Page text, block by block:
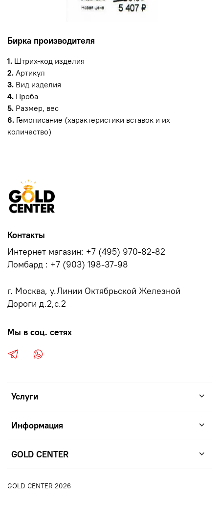
Бирка производителя
1. Штрих-код изделия
2. Артикул
3. Вид изделия
4. Проба
5. Размер, вес
6. Гемописание (характеристики вставок и их
количество)
Услуги
Информация
GOLD CENTER
Контакты
Интернет магазин: +7 (495) 970-82-82
Ломбард : +7 (903) 198-37-98
г. Москва, у.Линии Октябрьской Железной
Дороги д.2,с.2
Мы в соц. сетях
GOLD CENTER 2026